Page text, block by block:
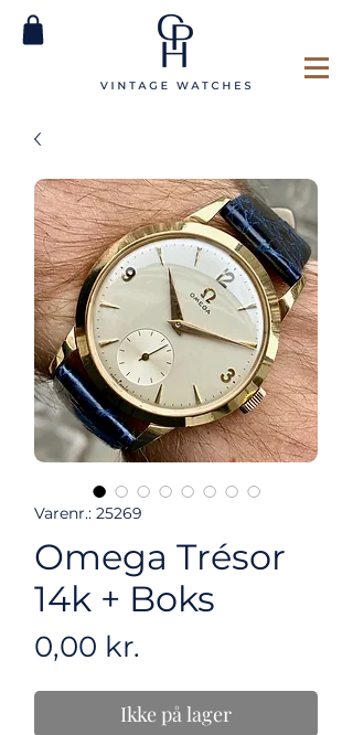
Varenr.: 25269
Omega Trésor
14k + Boks
0,00 kr.
Ikke på lager